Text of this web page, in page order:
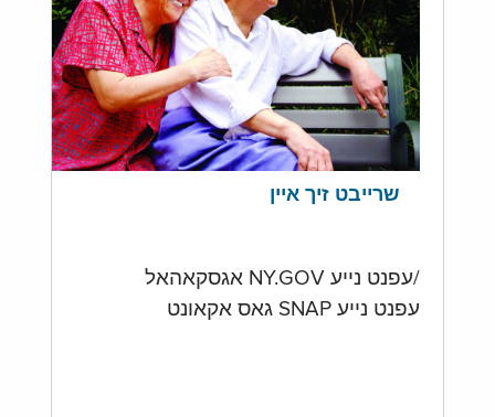
שרייבט זיך איין
/עפנט נייע NY.GOV אגסקאהאל
עפנט נייע SNAP גאס אקאונט